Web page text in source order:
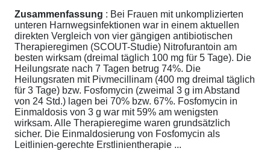
Zusammenfassung : Bei Frauen mit unkomplizierten
unteren Harnwegsinfektionen war in einem aktuellen
direkten Vergleich von vier gängigen antibiotischen
Therapieregimen (SCOUT-Studie) Nitrofurantoin am
besten wirksam (dreimal täglich 100 mg für 5 Tage). Die
Heilungsrate nach 7 Tagen betrug 74%. Die
Heilungsraten mit Pivmecillinam (400 mg dreimal täglich
für 3 Tage) bzw. Fosfomycin (zweimal 3 g im Abstand
von 24 Std.) lagen bei 70% bzw. 67%. Fosfomycin in
Einmaldosis von 3 g war mit 59% am wenigsten
wirksam. Alle Therapieregime waren grundsätzlich
sicher. Die Einmaldosierung von Fosfomycin als
Leitlinien-gerechte Erstlinientherapie ...